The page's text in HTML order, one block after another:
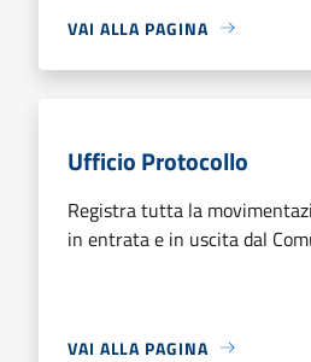
VAI ALLA PAGINA
Ufficio Protocollo
Registra tutta la
in entrata e in uscita dal
VAI ALLA PAGINA